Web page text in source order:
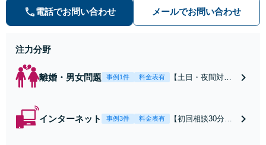
の種類を問わず相談可。可能な限り
早期対応で駆けつけサポート【労
電話でお問い合わせ メールでお問い合わせ
注力分野
離婚・男女問題 事例1件 料金表有
【土日・夜間対応
れたら、サインす
インターネット 事例3件 料金表有
【初回相談30分無